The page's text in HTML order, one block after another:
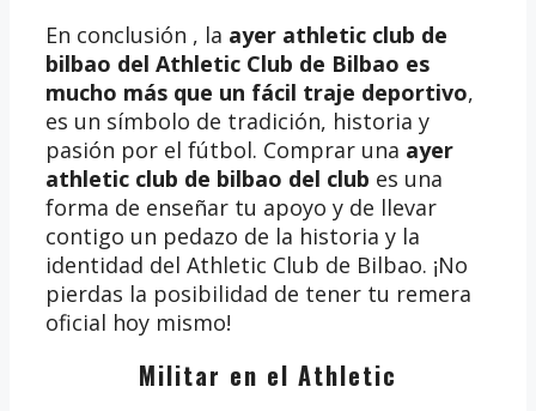
En conclusión , la ayer athletic club de
bilbao del Athletic Club de Bilbao es
mucho más que un fácil traje deportivo,
es un símbolo de tradición, historia y
pasión por el fútbol. Comprar una ayer
athletic club de bilbao del club es una
forma de enseñar tu apoyo y de llevar
contigo un pedazo de la historia y la
identidad del Athletic Club de Bilbao. ¡No
pierdas la posibilidad de tener tu remera
oficial hoy mismo!
Militar en el Athletic